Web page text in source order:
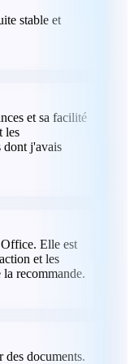
stable et
et sa facilité
les
dont j'avais
Office. Elle est
et les
la recommande.
des documents.